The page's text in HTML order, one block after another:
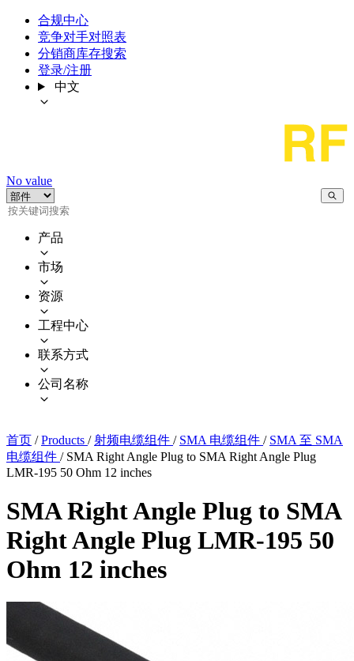
合规中心
竞争对手对照表
分销商库存搜索
登录/注册
中文
No value
产品
市场
资源
工程中心
联系方式
公司名称
首页 / Products / 射频电缆组件 / SMA 电缆组件 / SMA 至 SMA
电缆组件 / SMA Right Angle Plug to SMA Right Angle Plug
LMR-195 50 Ohm 12 inches
SMA Right Angle Plug to SMA
Right Angle Plug LMR-195 50
Ohm 12 inches